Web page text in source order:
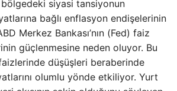
siyasi tansiyonun
bağlı enflasyon endişelerinin
Merkez Bankası’nın (Fed) faiz
güçlenmesine neden oluyor. Bu
düşüşleri beraberinde
olumlu yönde etkiliyor. Yurt